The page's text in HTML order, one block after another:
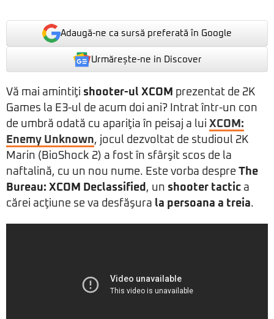
Adaugă-ne ca sursă preferată în Google
Urmărește-ne in Discover
Vă mai amintiţi shooter-ul XCOM prezentat de 2K
Games la E3-ul de acum doi ani? Intrat într-un con
de umbră odată cu apariţia în peisaj a lui XCOM:
Enemy Unknown, jocul dezvoltat de studioul 2K
Marin (BioShock 2) a fost în sfârşit scos de la
naftalină, cu un nou nume. Este vorba despre The
Bureau: XCOM Declassified , un shooter tactic a
cărei acţiune se va desfăşura la persoana a treia.